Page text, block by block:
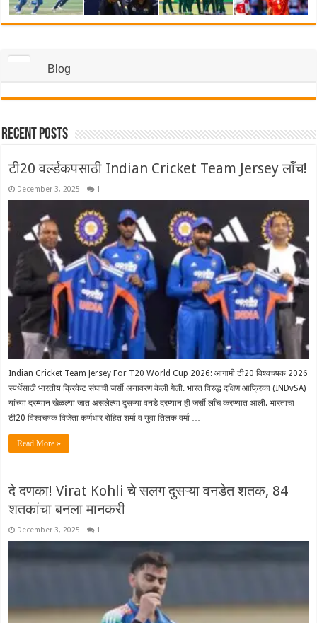
Blog
Recent Posts
टी20 वर्ल्डकपसाठी Indian Cricket Team Jersey लॉंच!
December 3, 2025 1
Indian Cricket Team Jersey For T20 World Cup 2026: आगामी टी20 विश्वचषक 2026
स्पर्धेसाठी भारतीय क्रिकेट संघाची जर्सी अनावरण केली गेली. भारत विरुद्ध दक्षिण आफ्रिका (INDvSA)
यांच्या दरम्यान खेळल्या जात असलेल्या दुसऱ्या वनडे दरम्यान ही जर्सी लॉंच करण्यात आली. भारताचा
टी20 विश्वचषक विजेता कर्णधार रोहित शर्मा व युवा तिलक वर्मा …
Read More »
दे दणका! Virat Kohli चे सलग दुसऱ्या वनडेत शतक, 84
शतकांचा बनला मानकरी
December 3, 2025 1